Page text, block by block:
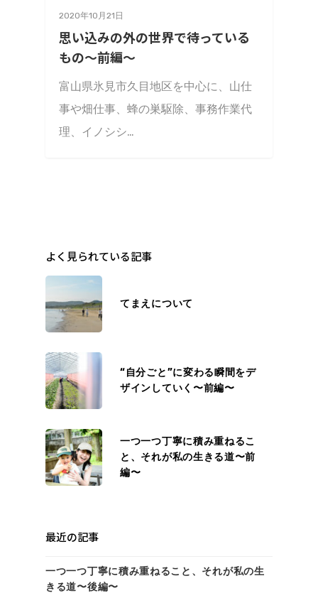
2020年10月21日
思い込みの外の世界で待っている
もの〜前編〜
富山県氷見市久目地区を中心に、山仕
事や畑仕事、蜂の巣駆除、事務作業代
理、イノシシ…
よく見られている記事
てまえについて
“自分ごと”に変わる瞬間をデ
ザインしていく〜前編〜
一つ一つ丁寧に積み重ねるこ
と、それが私の生きる道〜前
編〜
最近の記事
一つ一つ丁寧に積み重ねること、それが私の生
きる道〜後編〜